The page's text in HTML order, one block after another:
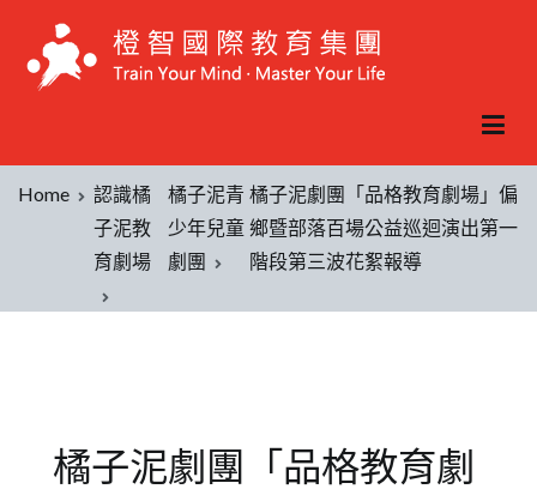
Home
認識橘
子泥教
育劇場
橘子泥青
少年兒童
劇團
橘子泥劇團「品格教育劇場」偏
鄉暨部落百場公益巡迴演出第一
階段第三波花絮報導
橘子泥劇團「品格教育劇